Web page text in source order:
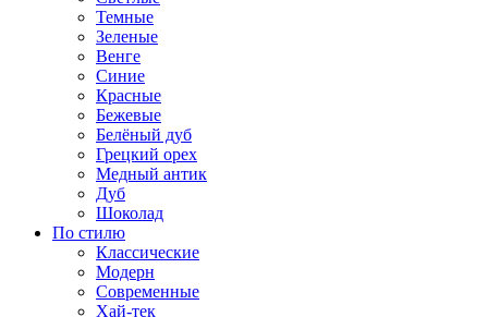
Темные
Зеленые
Венге
Синие
Красные
Бежевые
Белёный дуб
Грецкий орех
Медный антик
Дуб
Шоколад
По стилю
Классические
Модерн
Современные
Хай-тек